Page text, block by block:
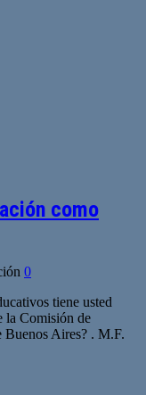
como
0
tiene usted
la Comisión de
Buenos Aires? . M.F.